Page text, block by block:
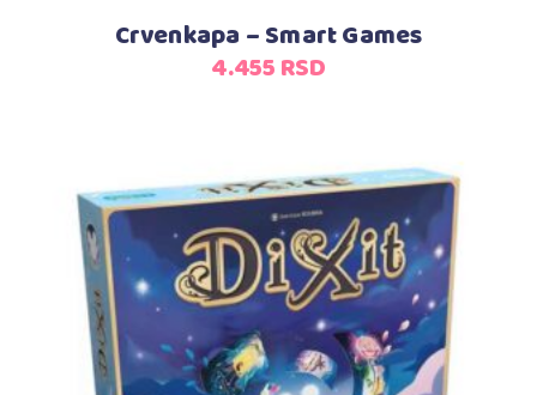
Crvenkapa – Smart Games
4.455RSD
Dodaj u korpu